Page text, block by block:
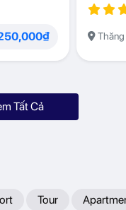
Thăng
Tất Cả
Tour